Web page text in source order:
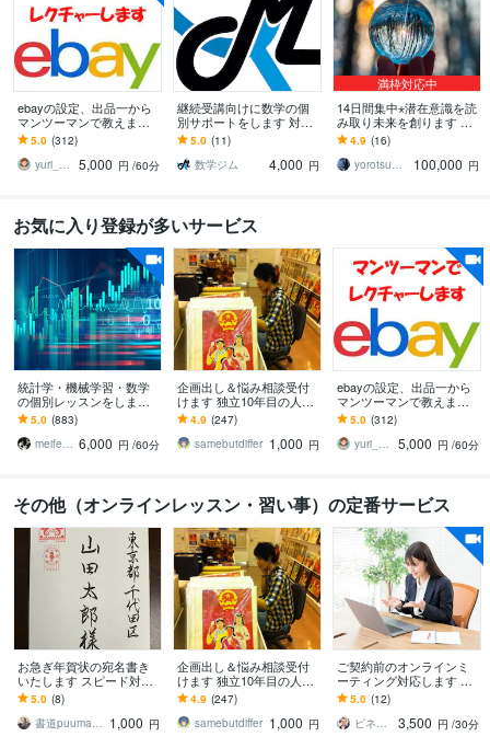
ebayの設定、出品一から
マンツーマンで教えます e
bayの設定から初出品まで
責任をもってお手伝いい
たします
5.0 (312)
yuri_ebayの家庭教師
5,000 円 /60分
継続受講向けに数学の個
別サポートをします 対話
重視で丁寧に理解を深め
る継続指導
5.0 (11)
数学ジム
4,000 円
満枠対応中
14日間集中⋆潜在意識を読
み取り未来を創ります チ
ャネリング＋ヒーリング
完全伴走プレミアム
4.9 (16)
yorotsume ヒーリングセラピスト
100,000 円
お気に入り登録が多いサービス
統計学・機械学習・数学
の個別レッスンをします
これから学びたい人・使
いたい人向けにオンライ
ンで個別レッスン
5.0 (883)
meifelyuki 6,000 円 /60分
企画出し＆悩み相談受付
けます 独立10年目の人気
クリエイターが代わりに
アイデアを出します
4.9 (247)
samebutdiffer 1,000 円
ebayの設定、出品一から
マンツーマンで教えます e
bayの設定から初出品まで
責任をもってお手伝いい
たします
5.0 (312)
yuri_ebayの家庭教師
5,000 円 /60分
その他（オンラインレッスン・習い事）の定番サービス
お急ぎ年賀状の宛名書き
いたします スピード対応
大歓迎‼️宛名などを心を込
めて筆耕いたします！
5.0 (8)
書道puumama 1,000 円
企画出し＆悩み相談受付
けます 独立10年目の人気
クリエイターが代わりに
アイデアを出します
4.9 (247)
samebutdiffer 1,000 円
ご契約前のオンラインミ
ーティング対応します プ
ロモーションビデオ制作
など、映像制作の事前お
打ち合わせ
5.0 (12)
ピネトリースタジオ（松本）
3,500 円 /30分